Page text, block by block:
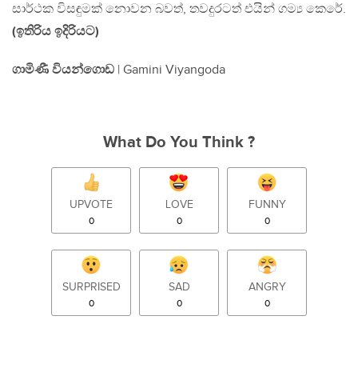
සාර්ථක විසඳුමක් නොවන බවත්, තවදුරටත් එයින් ගම්‍ය කෙරේ.
(ඉතිරිය ඉදිරියට)
ගාමිණී වියන්ගොඩ | Gamini Viyangoda
What Do You Think ?
UPVOTE
0
LOVE
0
FUNNY
0
SURPRISED
0
SAD
0
ANGRY
0